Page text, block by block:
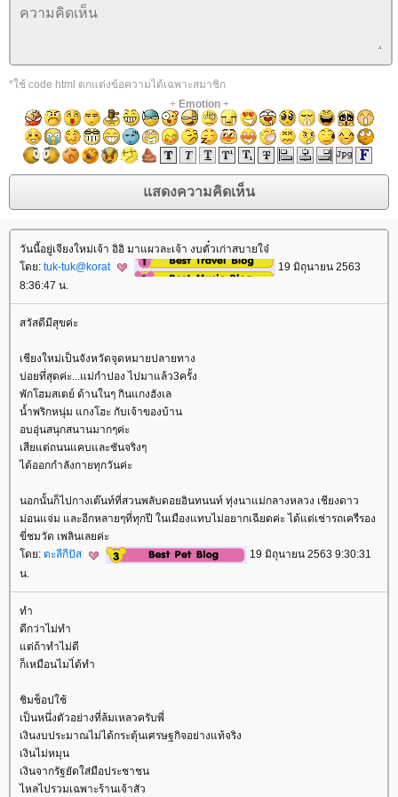
*ใช้ code html ตกแต่งข้อความได้เฉพาะสมาชิก
+ Emotion+
วันนี้อยู่เจียงใหม่เจ้า อิอิ มาแผวละเจ้า งบตั๋วเก่าสบายใจ๋
ดย: tuk-tuk@korat
19 มิถุนายน 2563
8:36:47 น.
สวัสดีมีสุขค่ะ
เชียงใหม่เป็นจังหวัดจุดหมายปลายทาง
บ่อยทึ่สุดค่ะ...แม่กำปอง ไปมาแล้ว3ครั้ง
พักโฮมสเตย์ ด้านในๆ กินแกงฮังเล
น้ำพริกหนุ่ม แกงโฮะ กับเจ้าของบ้าน
อบอุ่นสนุกสนานมากๆค่ะ
เสียแต่ถนนแคบและชันจริงๆ
ได้ออกกำลังกายทุกวันค่ะ
นอกนั้นก็ไปกางเต๊นท์ที่สวนพลับดอยอินทนนท์ ทุ่งนาแม่กลางหลวง เชียงดาว
ม่อนแจ่ม และอีกหลายๆที่ทุกปี ในเมืองแทบไม่อยากเฉียดค่ะ ได้แต่เช่ารถเครืรอง
ขี่ชมวัด เพลินเลยค่ะ
ดย: ตะลีกีปัส
19 มิถุนายน 2563 9:30:31
น.
ทำ
ดีกว่าไม่ทำ
ต่ถ้าทำไม่ดี
ก็เหมือนไมไ่ด้ทำ
ชิมช็อปใช้
เป็นหนึ่งตัวอย่างที่ล้มเหลวครับพี่
เงินงบประมาณไม่ได้กระตุ้นเศรษฐกิจอย่างแท้จริง
เงินไม่หมุน
เงินจากรัฐยัดใส่มือประชาชน
ไหลไปรวมเฉพาะร้านเจ้าสัว